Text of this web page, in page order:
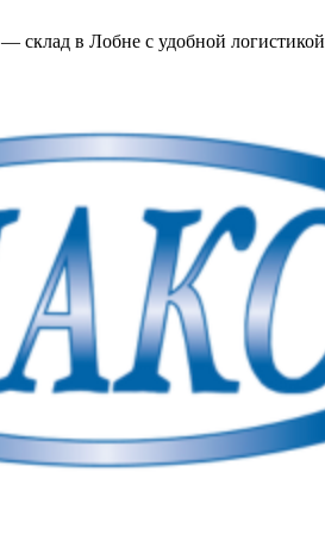
— склад в Лобне с удобной логистикой